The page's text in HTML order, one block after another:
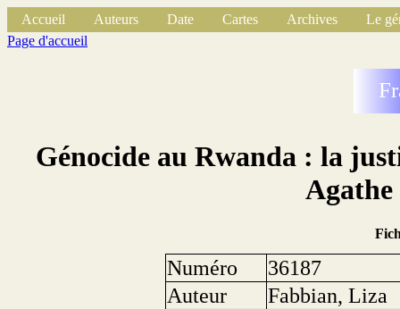
Accueil Auteurs Date Cartes Archives
Le
Page d'accueil
Génocide au Rwanda : la
Numéro
36187
Auteur
Fabbian, Liza